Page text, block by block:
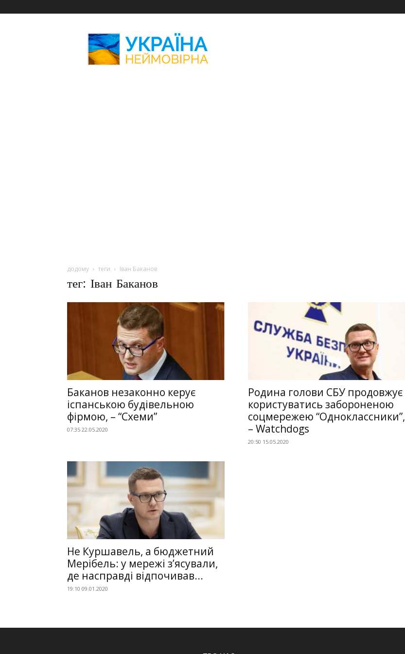
Неймовірна
додому теги Іван Баканов
тег: Іван Баканов
Баканов незаконно керує
іспанською будівельною
фірмою, – “Схеми”
07:35 22.05.2020
Родина голови СБУ продовжує
користуватись забороненою
соцмережею “Одноклассники”,
– Watchdogs
20:50 15.05.2020
Не Куршавель, а бюджетний
Мерібель: у мережі з’ясували,
де насправді відпочивав...
19:10 09.01.2020